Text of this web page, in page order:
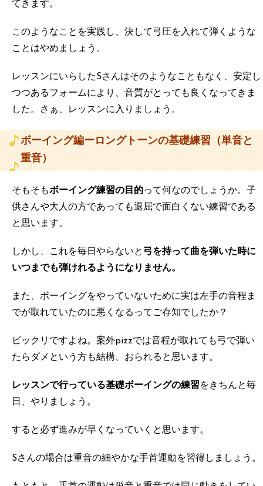
てきます。
このようなことを実践し、決して弓圧を入れて弾くような
ことはやめましょう。
レッスンにいらしたSさんはそのようなこともなく、安定し
つつあるフォームにより、音質がとっても良くなってきま
した。さぁ、レッスンに入りましょう。
ボーイング編ーロングトーンの基礎練習（単音と
重音）
そもそもボーイング練習の目的 って何なのでしょうか。子
供さんや大人の方であっても退屈で面白くない練習である
と思います。
しかし、これを毎日やらないと 弓を持って曲を弾いた時に
いつまでも弾けれるようになりません。
また、ボーイングをやっていないために実は左手の音程ま
でが取れていたのに悪くなるってご存知でしたか？
ビックリですよね。案外pizzでは音程が取れても弓で弾い
たらダメという方も結構、おられると思います。
レッスンで行っている基礎ボーイングの練習をきちんと毎
日、やりましょう。
すると必ず進みが早くなっていくと思います。
Sさんの場合は重音の細やかな手首運動を習得しましょう。